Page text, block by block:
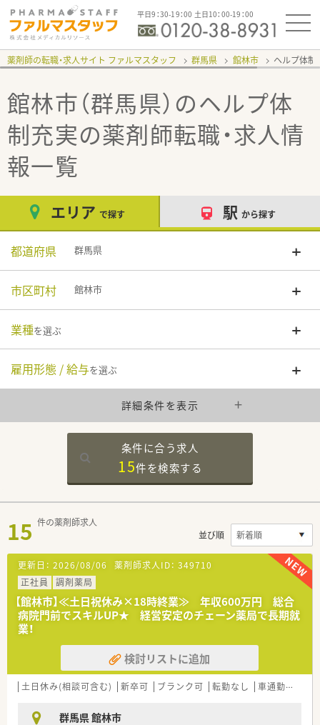
平日9：30-19：00 土日10：00-19：00
薬剤師の転職・求人サイト ファルマスタッフ 群馬県 館林市 ヘルプ体
館林市（群馬県）のヘルプ体
制充実の薬剤師転職・求人情
報一覧
エリア で探す 駅 から探す
都道府県 群馬県
市区町村 館林市
業種を選ぶ
雇用形態 / 給与を選ぶ
詳細条件を表示
条件に合う求人
15件を検索する
15 件の薬剤師求人
並び順
更新日： 2026/08/06 薬剤師求人ID： 349710
正社員
調剤薬局
【館林市】≪土日祝休み×18時終業≫ 年収600万円 総合
病院門前でスキルUP★ 経営安定のチェーン薬局で長期就
業！
検討リストに追加
土日休み(相談可含む) 新卒可 ブランク可 転勤なし 車通勤可
群馬県 館林市